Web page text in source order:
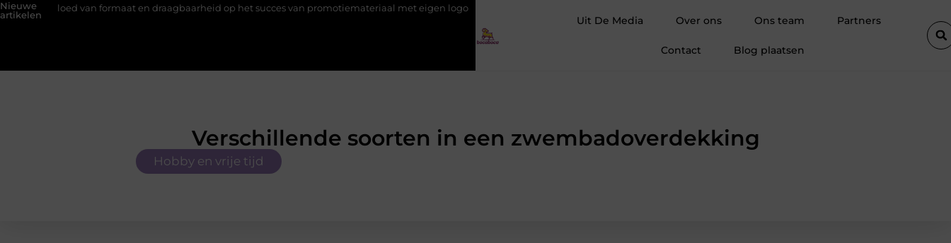
Nieuwe
artikelen
formaat en draagbaarheid op het succes van promotiemateriaal met eigen logo Hoe werkt SEO voor beginners? Stap voor stap uitgelegd
Uit De Media Over ons Ons team Partners
Contact Blog plaatsen
Verschillende soorten in een zwembadoverdekking
Hobby en vrije tijd